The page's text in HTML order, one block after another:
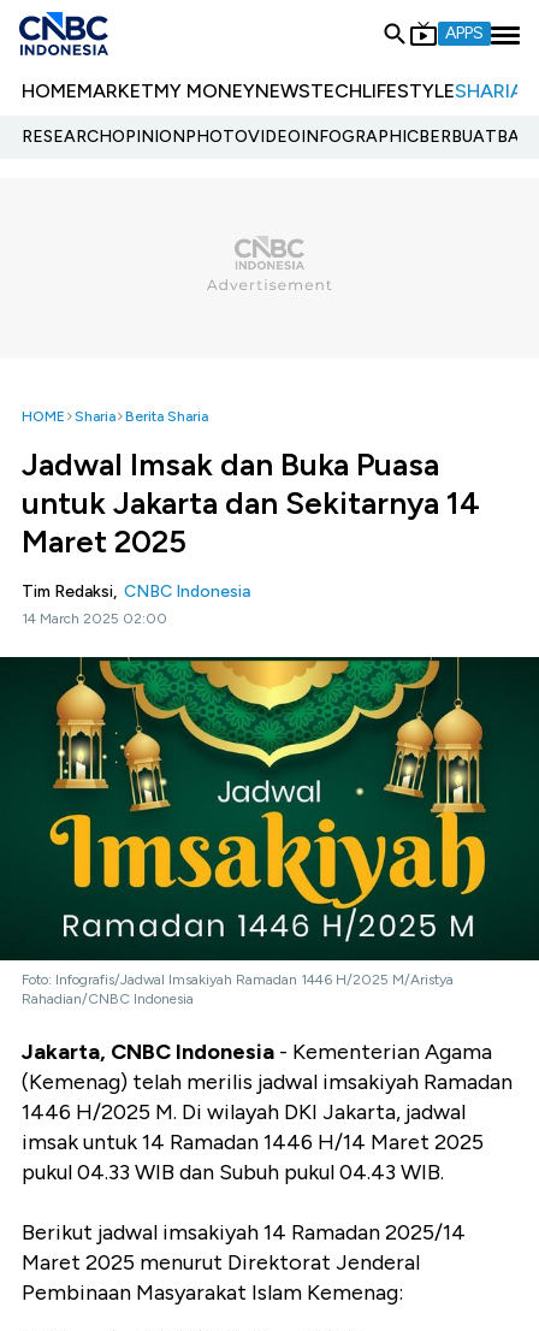
APPS
HOMEMARKETMY MONEYNEWSTECHLIFESTYLESHARIA
RESEARCHOPINIONPHOTOVIDEOINFOGRAPHIC
HOME Sharia Berita Sharia
Jadwal Imsak dan Buka Puasa
untuk Jakarta dan Sekitarnya 14
Maret 2025
Tim Redaksi, CNBC Indonesia
14 March 2025 02:00
Foto: Infografis/Jadwal Imsakiyah Ramadan 1446 H/2025 M/Aristya
Rahadian/CNBC Indonesia
Jakarta, CNBC Indonesia - Kementerian Agama
(Kemenag) telah merilis jadwal imsakiyah Ramadan
1446 H/2025 M. Di wilayah DKI Jakarta, jadwal
imsak untuk 14 Ramadan 1446 H/14 Maret 2025
pukul 04.33 WIB dan Subuh pukul 04.43 WIB.
Berikut jadwal imsakiyah 14 Ramadan 2025/14
Maret 2025 menurut Direktorat Jenderal
Pembinaan Masyarakat Islam Kemenag: